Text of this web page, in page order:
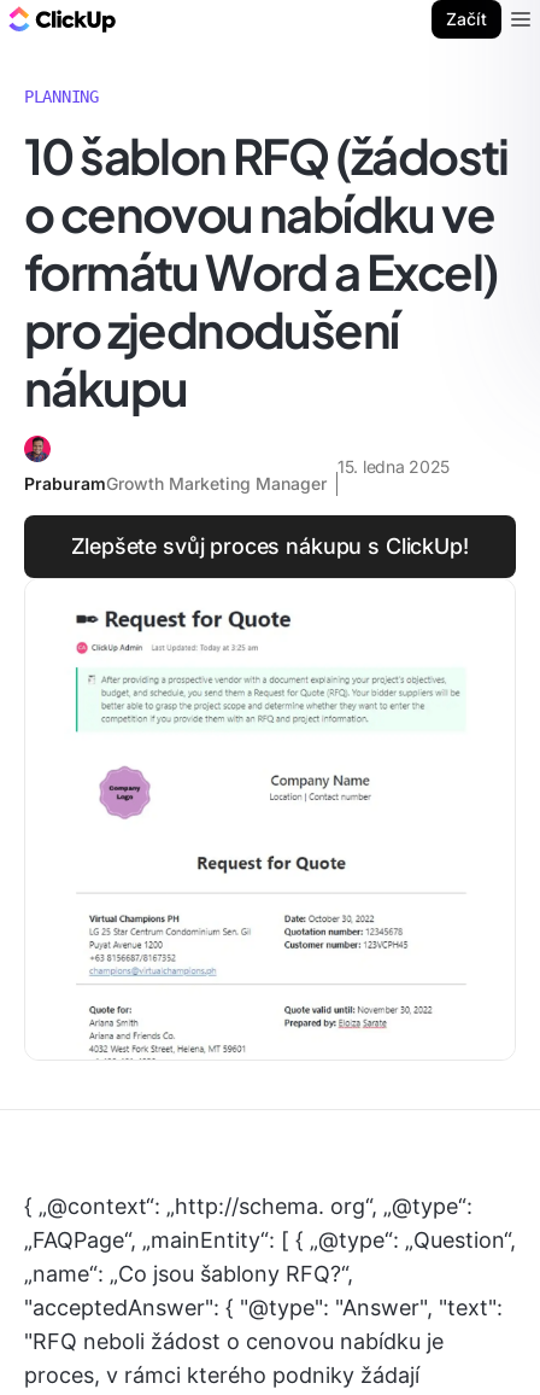
Začít
PLANNING
10 šablon RFQ (žádosti
o cenovou nabídku ve
formátu Word a Excel)
pro zjednodušení
nákupu
PraburamGrowth Marketing Manager
15. ledna 2025
Zlepšete svůj proces nákupu s ClickUp!
{ „@context“: „http://schema. org“, „@type“:
„FAQPage“, „mainEntity“: [ { „@type“: „Question“,
„name“: „Co jsou šablony RFQ?“,
"acceptedAnswer": { "@type": "Answer", "text":
"RFQ neboli žádost o cenovou nabídku je
proces, v rámci kterého podniky žádají